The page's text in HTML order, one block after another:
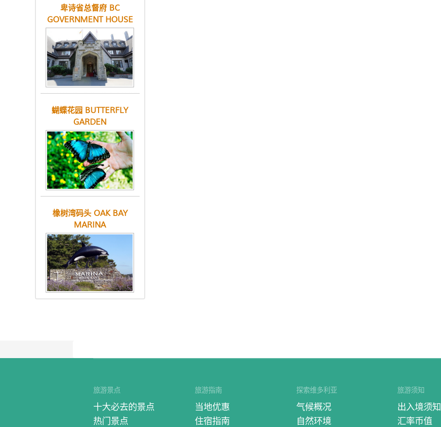
卑诗省总督府 BC
GOVERNMENT HOUSE
蝴蝶花园 BUTTERFLY
GARDEN
橡树湾码头 OAK BAY
MARINA
旅游景点
十大必去的景点
热门景点
旅游指南
当地优惠
住宿指南
探索维多利亚
气候概况
自然环境
旅游须知
出入境须知
汇率币值